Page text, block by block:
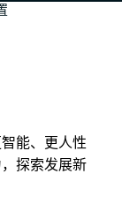
能、更人性
探索发展新